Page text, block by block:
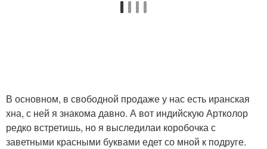
В основном, в свободной продаже у нас есть иранская
хна, с ней я знакома давно. А вот индийскую Артколор
редко встретишь, но я выследилаи коробочка с
заветными красными буквами едет со мной к подруге.